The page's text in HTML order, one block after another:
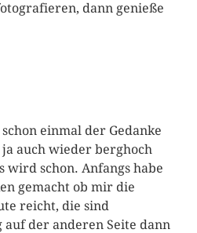
dann genieße
einmal der Gedanke
ja auch wieder berghoch
wird schon. Anfangs habe
gemacht ob mir die
reicht, die sind
auf der anderen Seite dann